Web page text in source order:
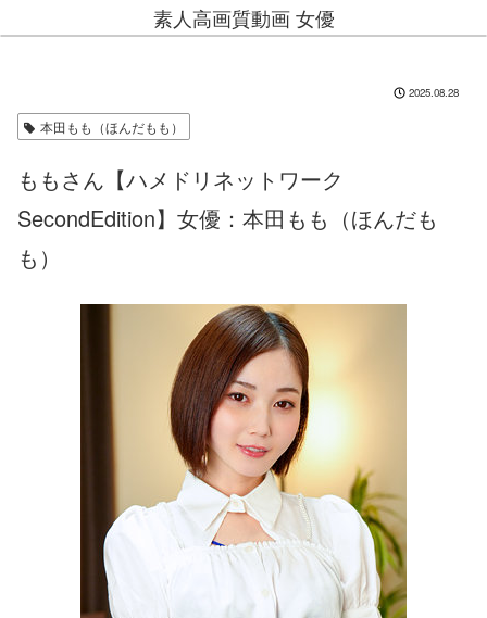
素人高画質動画 女優
2025.08.28
本田もも（ほんだもも）
ももさん【ハメドリネットワーク
SecondEdition】女優：本田もも（ほんだも
も）